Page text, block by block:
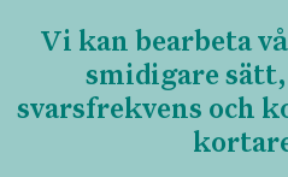
Vi kan bearbeta
smidigare
svarsfrekvens och